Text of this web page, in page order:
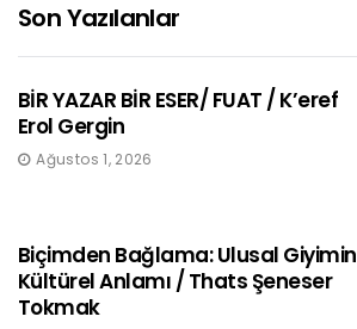
Son Yazılanlar
BİR YAZAR BİR ESER/ FUAT / K’eref
Erol Gergin
Ağustos 1, 2026
Biçimden Bağlama: Ulusal Giyimin
Kültürel Anlamı / Thats Şeneser
Tokmak